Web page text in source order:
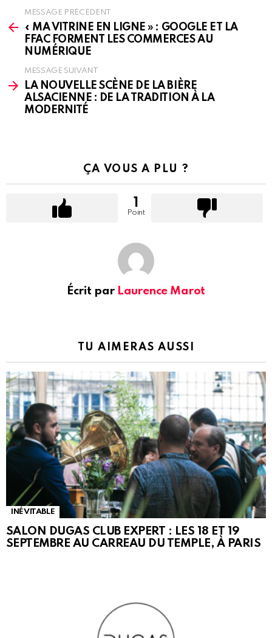
more
MESSAGE PRÉCÉDENT
« MA VITRINE EN LIGNE » : GOOGLE ET LA
FFAC FORMENT LES COMMERCES AU
NUMÉRIQUE
MESSAGE SUIVANT
LA NOUVELLE SCÈNE DE LA BIÈRE
ALSACIENNE : DE LA TRADITION À LA
MODERNITÉ
ÇA VOUS A PLU ?
Point
Écrit par Laurence Marot
TU AIMERAS AUSSI
INÉVITABLE
SALON DUGAS CLUB EXPERT : LES 18 ET 19
SEPTEMBRE AU CARREAU DU TEMPLE, À PARIS